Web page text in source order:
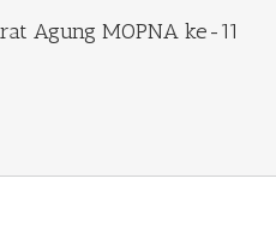
Agung MOPNA ke-11